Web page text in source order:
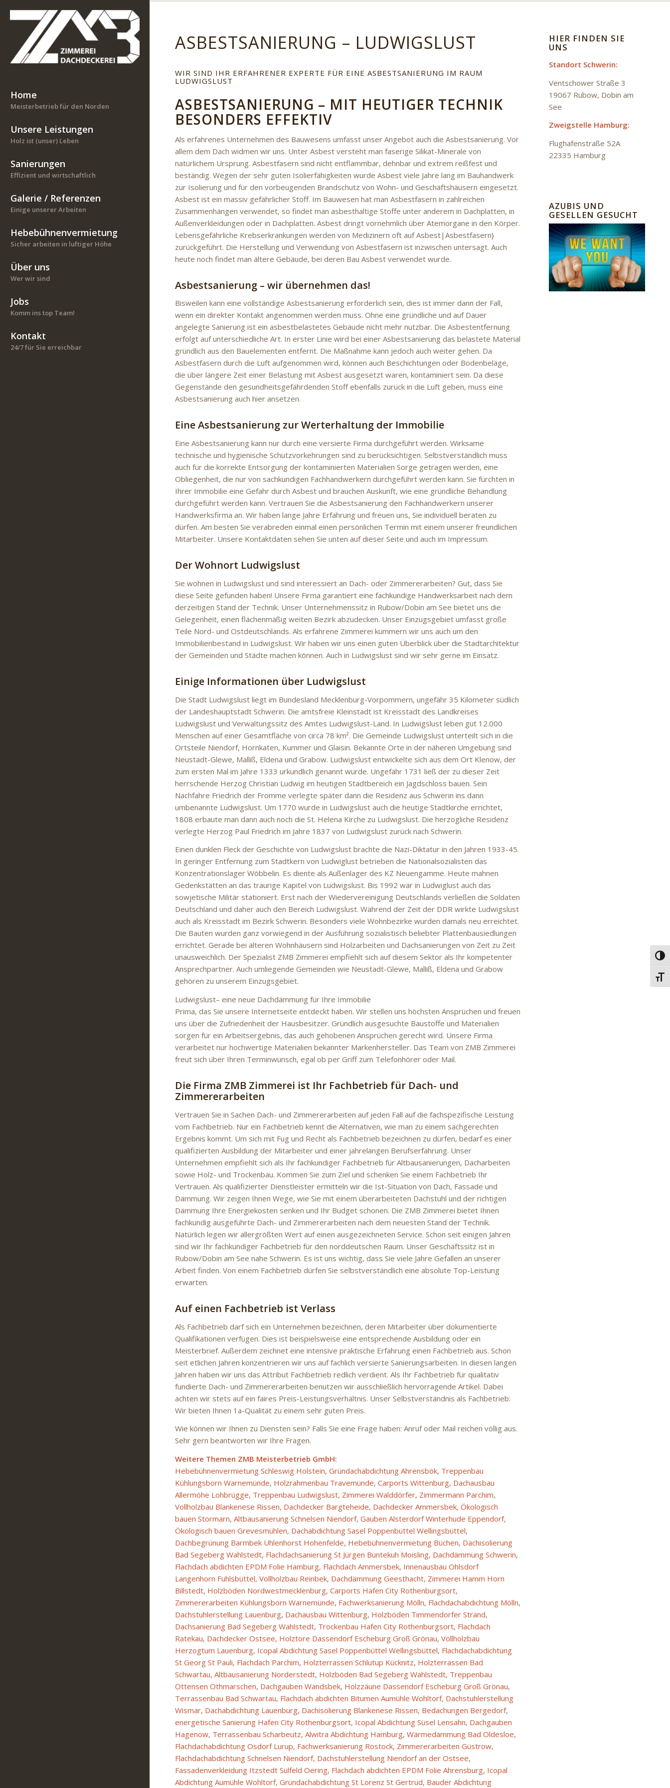
Home
Meisterbetrieb für den Norden
Unsere Leistungen
Holz ist (unser) Leben
Sanierungen
Effizient und wirtschaftlich
Galerie / Referenzen
Einige unserer Arbeiten
Hebebühnenvermietung
Sicher arbeiten in luftiger Höhe
Über uns
Wer wir sind
Jobs
Komm ins top Team!
Kontakt
24/7 für Sie erreichbar
ASBESTSANIERUNG – LUDWIGSLUST
WIR SIND IHR ERFAHRENER EXPERTE FÜR EINE ASBESTSANIERUNG IM RAUM
LUDWIGSLUST
ASBESTSANIERUNG – MIT HEUTIGER TECHNIK
BESONDERS EFFEKTIV
Als erfahrenes Unternehmen des Bauwesens umfasst unser Angebot auch die Asbestsanierung. Vor
allem dem Dach widmen wir uns. Unter Asbest versteht man faserige Silikat-Minerale von
natürlichem Ursprung. Asbestfasern sind nicht entflammbar, dehnbar und extrem reißfest und
beständig. Wegen der sehr guten Isolierfähigkeiten wurde Asbest viele Jahre lang im Bauhandwerk
zur Isolierung und für den vorbeugenden Brandschutz von Wohn- und Geschäftshäusern eingesetzt.
Asbest ist ein massiv gefährlicher Stoff. Im Bauwesen hat man Asbestfasern in zahlreichen
Zusammenhängen verwendet, so findet man asbesthaltige Stoffe unter anderem in Dachplatten, in
Außenverkleidungen oder in Dachplatten. Asbest dringt vornehmlich über Atemorgane in den Körper.
Lebensgefährliche Krebserkrankungen werden von Medizinern oft auf Asbest|Asbestfasern}
zurückgeführt. Die Herstellung und Verwendung von Asbestfasern ist inzwischen untersagt. Auch
heute noch findet man ältere Gebäude, bei deren Bau Asbest verwendet wurde.
Asbestsanierung – wir übernehmen das!
Bisweilen kann eine vollständige Asbestsanierung erforderlich sein, dies ist immer dann der Fall,
wenn ein direkter Kontakt angenommen werden muss. Ohne eine gründliche und auf Dauer
angelegte Sanierung ist ein asbestbelastetes Gebäude nicht mehr nutzbar. Die Asbestentfernung
erfolgt auf unterschiedliche Art. In erster Linie wird bei einer Asbestsanierung das belastete Material
gründlich aus den Bauelementen entfernt. Die Maßnahme kann jedoch auch weiter gehen. Da
Asbestfasern durch die Luft aufgenommen wird, können auch Beschichtungen oder Bodenbeläge,
die über längere Zeit einer Belastung mit Asbest ausgesetzt waren, kontaminiert sein. Da diese
Gegenstände den gesundheitsgefährdenden Stoff ebenfalls zurück in die Luft geben, muss eine
Asbestsanierung auch hier ansetzen.
Eine Asbestsanierung zur Werterhaltung der Immobilie
Eine Asbestsanierung kann nur durch eine versierte Firma durchgeführt werden. Wirksame
technische und hygienische Schutzvorkehrungen sind zu berücksichtigen. Selbstverständlich muss
auch für die korrekte Entsorgung der kontaminierten Materialien Sorge getragen werden, eine
Obliegenheit, die nur von sachkundigen Fachhandwerkern durchgeführt werden kann. Sie fürchten in
Ihrer Immobilie eine Gefahr durch Asbest und brauchen Auskunft, wie eine gründliche Behandlung
durchgeführt werden kann. Vertrauen Sie die Asbestsanierung den Fachhandwerkern unserer
Handwerksfirma an. Wir haben lange Jahre Erfahrung und freuen uns, Sie individuell beraten zu
dürfen. Am besten Sie verabreden einmal einen persönlichen Termin mit einem unserer freundlichen
Mitarbeiter. Unsere Kontaktdaten sehen Sie unten auf dieser Seite und auch im Impressum.
Der Wohnort Ludwigslust
Sie wohnen in Ludwigslust und sind interessiert an Dach- oder Zimmererarbeiten? Gut, dass Sie
diese Seite gefunden haben! Unsere Firma garantiert eine fachkundige Handwerksarbeit nach dem
derzeitigen Stand der Technik. Unser Unternehmenssitz in Rubow/Dobin am See bietet uns die
Gelegenheit, einen flächenmäßig weiten Bezirk abzudecken. Unser Einzugsgebiet umfasst große
Teile Nord- und Ostdeutschlands. Als erfahrene Zimmerei kümmern wir uns auch um den
Immobilienbestand in Ludwigslust. Wir haben wir uns einen guten Überblick über die Stadtarchitektur
der Gemeinden und Städte machen können. Auch in Ludwigslust sind wir sehr gerne im Einsatz.
Einige Informationen über Ludwigslust
Die Stadt Ludwigslust liegt im Bundesland Mecklenburg-Vorpommern, ungefähr 35 Kilometer südlich
der Landeshauptstadt Schwerin. Die amtsfreie Kleinstadt ist Kreisstadt des Landkreises
Ludwigslust und Verwaltungssitz des Amtes Ludwigslust-Land. In Ludwigslust leben gut 12.000
Menschen auf einer Gesamtfläche von circa 78 km². Die Gemeinde Ludwigslust unterteilt sich in die
Ortsteile Niendorf, Hornkaten, Kummer und Glaisin. Bekannte Orte in der näheren Umgebung sind
Neustadt-Glewe, Malliß, Eldena und Grabow. Ludwigslust entwickelte sich aus dem Ort Klenow, der
zum ersten Mal im Jahre 1333 urkundlich genannt wurde. Ungefähr 1731 ließ der zu dieser Zeit
herrschende Herzog Christian Ludwig im heutigen Stadtbereich ein Jagdschloss bauen. Sein
Nachfahre Friedrich der Fromme verlegte später dann die Residenz aus Schwerin ins dann
umbenannte Ludwigslust. Um 1770 wurde in Ludwigslust auch die heutige Stadtkirche errichtet,
1808 erbaute man dann auch noch die St. Helena Kirche zu Ludwigslust. Die herzogliche Residenz
verlegte Herzog Paul Friedrich im Jahre 1837 von Ludwigslust zurück nach Schwerin.
Einen dunklen Fleck der Geschichte von Ludwigslust brachte die Nazi-Diktatur in den Jahren 1933-45.
In geringer Entfernung zum Stadtkern von Ludwiglust betrieben die Nationalsozialisten das
Konzentrationslager Wöbbelin. Es diente als Außenlager des KZ Neuengamme. Heute mahnen
Gedenkstätten an das traurige Kapitel von Ludwigslust. Bis 1992 war in Ludwiglust auch das
sowjetische Militär stationiert. Erst nach der Wiedervereinigung Deutschlands verließen die Soldaten
Deutschland und daher auch den Bereich Ludwigslust. Während der Zeit der DDR wirkte Ludwigslust
auch als Kreisstadt im Bezirk Schwerin. Besonders viele Wohnbezirke wurden damals neu erreichtet.
Die Bauten wurden ganz vorwiegend in der Ausführung sozialistisch beliebter Plattenbausiedlungen
errichtet. Gerade bei älteren Wohnhäusern sind Holzarbeiten und Dachsanierungen von Zeit zu Zeit
unausweichlich. Der Spezialist ZMB Zimmerei empfiehlt sich auf diesem Sektor als Ihr kompetenter
Ansprechpartner. Auch umliegende Gemeinden wie Neustadt-Glewe, Malliß, Eldena und Grabow
gehören zu unserem Einzugsgebiet.
Ludwigslust– eine neue Dachdämmung für Ihre Immobilie
Prima, das Sie unsere Internetseite entdeckt haben. Wir stellen uns höchsten Ansprüchen und freuen
uns über die Zufriedenheit der Hausbesitzer. Gründlich ausgesuchte Baustoffe und Materialien
sorgen für ein Arbeitsergebnis, das auch gehobenen Ansprüchen gerecht wird. Unsere Firma
verarbeitet nur hochwertige Materialien bekannter Markenhersteller. Das Team von ZMB Zimmerei
freut sich über Ihren Terminwunsch, egal ob per Griff zum Telefonhörer oder Mail.
Die Firma ZMB Zimmerei ist Ihr Fachbetrieb für Dach- und
Zimmererarbeiten
Vertrauen Sie in Sachen Dach- und Zimmererarbeiten auf jeden Fall auf die fachspezifische Leistung
vom Fachbetrieb. Nur ein Fachbetrieb kennt die Alternativen, wie man zu einem sachgerechten
Ergebnis kommt. Um sich mit Fug und Recht als Fachbetrieb bezeichnen zu dürfen, bedarf es einer
qualifizierten Ausbildung der Mitarbeiter und einer jahrelangen Berufserfahrung. Unser
Unternehmen empfiehlt sich als Ihr fachkundiger Fachbetrieb für Altbausanierungen, Dacharbeiten
sowie Holz- und Trockenbau. Kommen Sie zum Ziel und schenken Sie einem Fachbetrieb Ihr
Vertrauen. Als qualifizierter Dienstleister ermitteln wir die Ist-Situation von Dach, Fassade und
Dämmung. Wir zeigen Ihnen Wege, wie Sie mit einem überarbeiteten Dachstuhl und der richtigen
Dämmung Ihre Energiekosten senken und Ihr Budget schonen. Die ZMB Zimmerei bietet Ihnen
fachkundig ausgeführte Dach- und Zimmererarbeiten nach dem neuesten Stand der Technik.
Natürlich legen wir allergrößten Wert auf einen ausgezeichneten Service. Schon seit einigen Jahren
sind wir Ihr fachkundiger Fachbetrieb für den norddeutschen Raum. Unser Geschäftssitz ist in
Rubow/Dobin am See nahe Schwerin. Es ist uns wichtig, dass Sie viele Jahre Gefallen an unserer
Arbeit finden. Von einem Fachbetrieb dürfen Sie selbstverständlich eine absolute Top-Leistung
erwarten.
Auf einen Fachbetrieb ist Verlass
Als Fachbetrieb darf sich ein Unternehmen bezeichnen, deren Mitarbeiter über dokumentierte
Qualifikationen verfügen. Dies ist beispielsweise eine entsprechende Ausbildung oder ein
Meisterbrief. Außerdem zeichnet eine intensive praktische Erfahrung einen Fachbetrieb aus. Schon
seit etlichen Jahren konzentrieren wir uns auf fachlich versierte Sanierungsarbeiten. In diesen langen
Jahren haben wir uns das Attribut Fachbetrieb redlich verdient. Als Ihr Fachbetrieb für qualitativ
fundierte Dach- und Zimmererarbeiten benutzen wir ausschließlich hervorragende Artikel. Dabei
achten wir stets auf ein faires Preis-Leistungsverhältnis. Unser Selbstverständnis als Fachbetrieb:
Wir bieten Ihnen 1a-Qualität zu einem sehr guten Preis.
Wie können wir Ihnen zu Diensten sein? Falls Sie eine Frage haben: Anruf oder Mail reichen völlig aus.
Sehr gern beantworten wir Ihre Fragen.
Weitere Themen ZMB Meisterbetrieb GmbH:
Hebebühnenvermietung Schleswig Holstein, Gründachabdichtung Ahrensbök, Treppenbau
Kühlungsborn Warnemünde, Holzrahmenbau Travemünde, Carports Wittenburg, Dachausbau
Allermöhe Lohbrügge, Treppenbau Ludwigslust, Zimmerei Walddörfer, Zimmermann Parchim,
Vollholzbau Blankenese Rissen, Dachdecker Bargteheide, Dachdecker Ammersbek, Ökologisch
bauen Stormarn, Altbausanierung Schnelsen Niendorf, Gauben Alsterdorf Winterhude Eppendorf,
Ökologisch bauen Grevesmühlen, Dachabdichtung Sasel Poppenbüttel Wellingsbüttel,
Dachbegrünung Barmbek Uhlenhorst Hohenfelde, Hebebühnenvermietung Büchen, Dachisolierung
Bad Segeberg Wahlstedt, Flachdachsanierung St Jürgen Buntekuh Moisling, Dachdämmung Schwerin,
Flachdach abdichten EPDM Folie Hamburg, Flachdach Ammersbek, Innenausbau Ohlsdorf
Langenhorn Fuhlsbüttel, Vollholzbau Reinbek, Dachdämmung Geesthacht, Zimmerei Hamm Horn
Billstedt, Holzböden Nordwestmecklenburg, Carports Hafen City Rothenburgsort,
Zimmererarbeiten Kühlungsborn Warnemünde, Fachwerksanierung Mölln, Flachdachabdichtung Mölln,
Dachstuhlerstellung Lauenburg, Dachausbau Wittenburg, Holzböden Timmendorfer Strand,
Dachsanierung Bad Segeberg Wahlstedt, Trockenbau Hafen City Rothenburgsort, Flachdach
Ratekau, Dachdecker Ostsee, Holztore Dassendorf Escheburg Groß Grönau, Vollholzbau
Herzogtum Lauenburg, Icopal Abdichtung Sasel Poppenbüttel Wellingsbüttel, Flachdachabdichtung
St Georg St Pauli, Flachdach Parchim, Holzterrassen Schlutup Kücknitz, Holzterrassen Bad
Schwartau, Altbausanierung Norderstedt, Holzböden Bad Segeberg Wahlstedt, Treppenbau
Ottensen Othmarschen, Dachgauben Wandsbek, Holzzäune Dassendorf Escheburg Groß Grönau,
Terrassenbau Bad Schwartau, Flachdach abdichten Bitumen Aumühle Wohltorf, Dachstuhlerstellung
Wismar, Dachabdichtung Lauenburg, Dachisolierung Blankenese Rissen, Bedachungen Bergedorf,
energetische Sanierung Hafen City Rothenburgsort, Icopal Abdichtung Süsel Lensahn, Dachgauben
Hagenow, Terrassenbau Scharbeutz, Alwitra Abdichtung Hamburg, Wärmedämmung Bad Oldesloe,
Flachdachabdichtung Osdorf Lurup, Fachwerksanierung Rostock, Zimmererarbeiten Güstrow,
Flachdachabdichtung Schnelsen Niendorf, Dachstuhlerstellung Niendorf an der Ostsee,
Fassadenverkleidung Itzstedt Sülfeld Oering, Flachdach abdichten EPDM Folie Ahrensburg, Icopal
Abdichtung Aumühle Wohltorf, Gründachabdichtung St Lorenz St Gertrud, Bauder Abdichtung
HIER FINDEN SIE
UNS
Standort Schwerin:
Ventschower Straße 3
19067 Rubow, Dobin am
See
Zweigstelle Hamburg:
Flughafenstraße 52A
22335 Hamburg
AZUBIS UND
GESELLEN GESUCHT